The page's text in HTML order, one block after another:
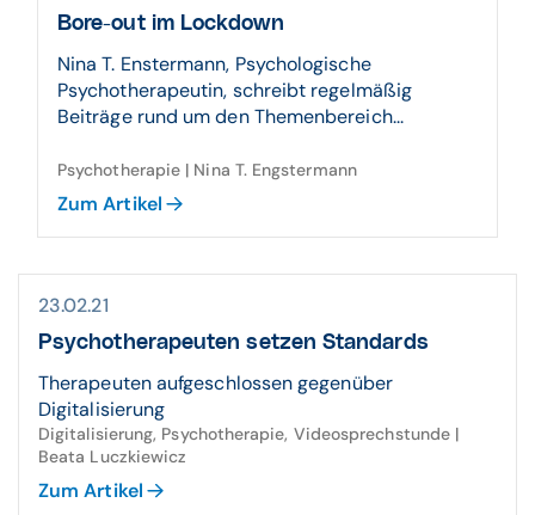
Bore-out im Lockdown
Nina T. Enstermann, Psychologische
Psychotherapeutin, schreibt regelmäßig
Beiträge rund um den Themenbereich...
Psychotherapie | Nina T. Engstermann
Zum Artikel
23.02.21
Psychotherapeuten setzen Standards
Therapeuten aufgeschlossen gegenüber
Digitalisierung
Digitalisierung, Psychotherapie, Videosprechstunde |
Beata Luczkiewicz
Zum Artikel